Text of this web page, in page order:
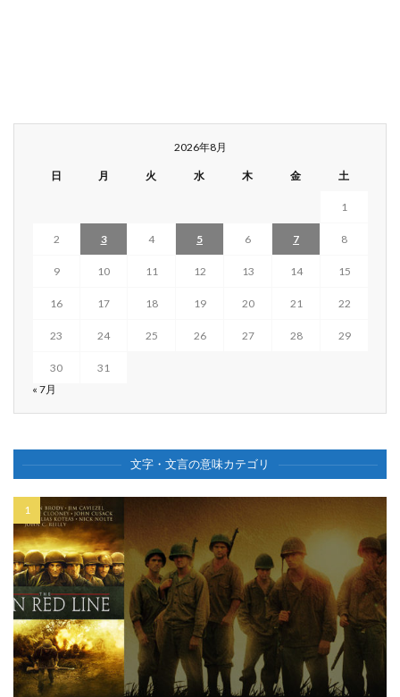
2026年8月
日 月 火 水 木 金 土
1
2 3 4 5 6 7 8
9 10 11 12 13 14 15
16 17 18 19 20 21 22
23 24 25 26 27 28 29
30
31
« 7月
文字・文言の意味カテゴリ